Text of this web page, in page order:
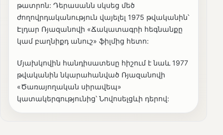
թատրոն: Դերասանն սկսեց մեծ
ժողովրդականություն վայելել 1975 թվականին՝
Էլդար Ռյազանովի «Ճակատագրի հեգնանքը
կամ բաղնիքդ անուշ» ֆիլմից հետո:
Մյախկովին հանդիսատեսը հիշում է նաև 1977
թվականին նկարահանված Ռյազանովի
«Ծառայողական սիրավեպ»
կատակերգությունից՝ Նովոսելցևի դերով: